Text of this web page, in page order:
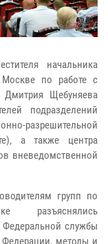
начальника
Москве по работе с
Щебуняева
подразделений
разрешительной
а также центра
вневедомственной
групп по
разъяснялись
службы